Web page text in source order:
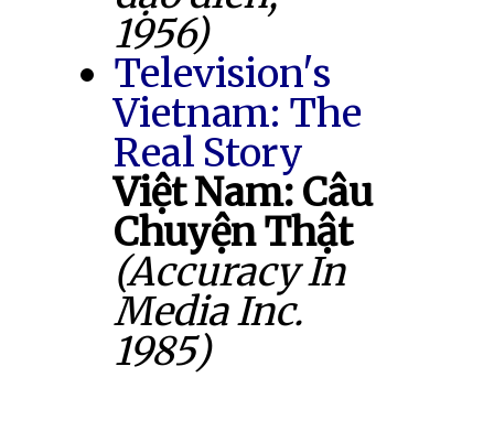
1956)
Television's
Vietnam: The
Real Story
Việt Nam: Câu
Chuyện Thật
(Accuracy In
Media Inc.
1985)